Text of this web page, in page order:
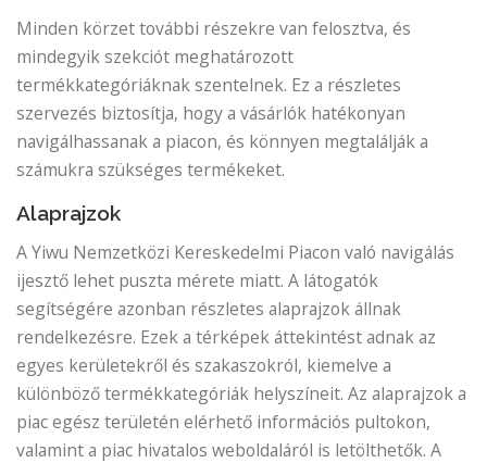
Minden körzet további részekre van felosztva, és
mindegyik szekciót meghatározott
termékkategóriáknak szentelnek. Ez a részletes
szervezés biztosítja, hogy a vásárlók hatékonyan
navigálhassanak a piacon, és könnyen megtalálják a
számukra szükséges termékeket.
Alaprajzok
A Yiwu Nemzetközi Kereskedelmi Piacon való navigálás
ijesztő lehet puszta mérete miatt. A látogatók
segítségére azonban részletes alaprajzok állnak
rendelkezésre. Ezek a térképek áttekintést adnak az
egyes kerületekről és szakaszokról, kiemelve a
különböző termékkategóriák helyszíneit. Az alaprajzok a
piac egész területén elérhető információs pultokon,
valamint a piac hivatalos weboldaláról is letölthetők. A